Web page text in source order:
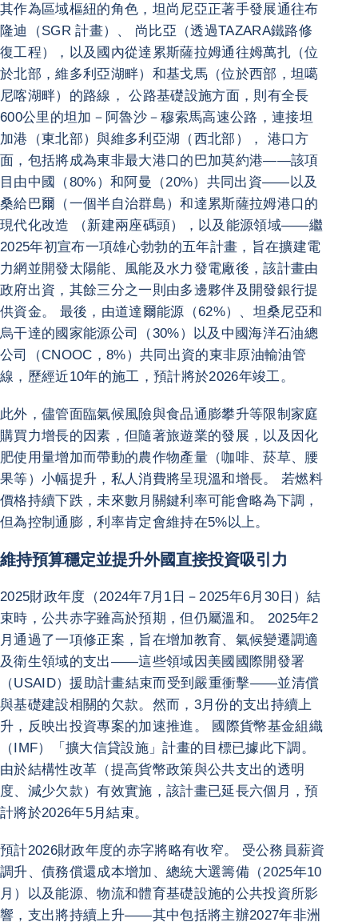
其作為區域樞紐的角色，坦尚尼亞正著手發展通往布
隆迪（SGR 計畫）、 尚比亞（透過TAZARA鐵路修
復工程），以及國內從達累斯薩拉姆通往姆萬扎（位
於北部，維多利亞湖畔）和基戈馬（位於西部，坦噶
尼喀湖畔）的路線， 公路基礎設施方面，則有全長
600公里的坦加－阿魯沙－穆索馬高速公路，連接坦
加港（東北部）與維多利亞湖（西北部）， 港口方
面，包括將成為東非最大港口的巴加莫約港——該項
目由中國（80%）和阿曼（20%）共同出資——以及
桑給巴爾（一個半自治群島）和達累斯薩拉姆港口的
現代化改造 （新建兩座碼頭），以及能源領域——繼
2025年初宣布一項雄心勃勃的五年計畫，旨在擴建電
力網並開發太陽能、風能及水力發電廠後，該計畫由
政府出資，其餘三分之一則由多邊夥伴及開發銀行提
供資金。 最後，由道達爾能源（62%）、坦桑尼亞和
烏干達的國家能源公司（30%）以及中國海洋石油總
公司（CNOOC，8%）共同出資的東非原油輸油管
線，歷經近10年的施工，預計將於2026年竣工。
此外，儘管面臨氣候風險與食品通膨攀升等限制家庭
購買力增長的因素，但隨著旅遊業的發展，以及因化
肥使用量增加而帶動的農作物產量（咖啡、菸草、腰
果等）小幅提升，私人消費將呈現溫和增長。 若燃料
價格持續下跌，未來數月關鍵利率可能會略為下調，
但為控制通膨，利率肯定會維持在5%以上。
維持預算穩定並提升外國直接投資吸引力
2025財政年度（2024年7月1日－2025年6月30日）結
束時，公共赤字雖高於預期，但仍屬溫和。 2025年2
月通過了一項修正案，旨在增加教育、氣候變遷調適
及衛生領域的支出——這些領域因美國國際開發署
（USAID）援助計畫結束而受到嚴重衝擊——並清償
與基礎建設相關的欠款。然而，3月份的支出持續上
升，反映出投資專案的加速推進。 國際貨幣基金組織
（IMF）「擴大信貸設施」計畫的目標已據此下調。
由於結構性改革（提高貨幣政策與公共支出的透明
度、減少欠款）有效實施，該計畫已延長六個月，預
計將於2026年5月結束。
預計2026財政年度的赤字將略有收窄。 受公務員薪資
調升、債務償還成本增加、總統大選籌備（2025年10
月）以及能源、物流和體育基礎設施的公共投資所影
響，支出將持續上升——其中包括將主辦2027年非洲